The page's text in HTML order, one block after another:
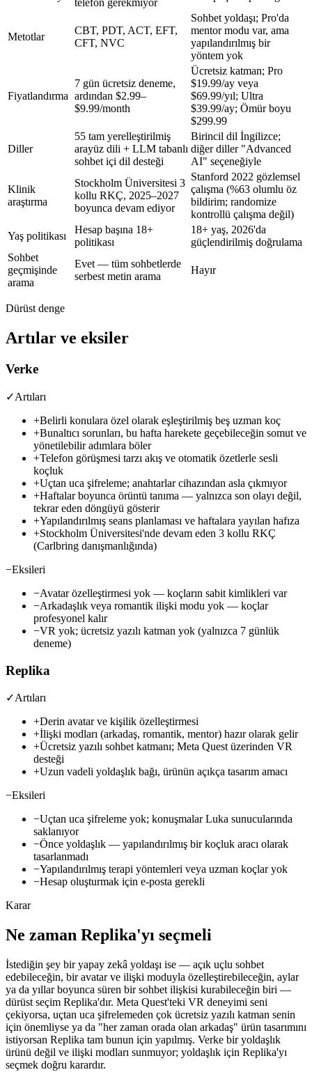
telefon gerekmiyor
Metotlar
CBT, PDT, ACT, EFT,
CFT, NVC
Sohbet yoldaşı; Pro'da
mentor modu var, ama
yapılandırılmış bir
yöntem yok
Fiyatlandırma
7 gün ücretsiz deneme,
ardından $2.99–
$9.99/month
Ücretsiz katman; Pro
$19.99/ay veya
$69.99/yıl; Ultra
$39.99/ay; Ömür boyu
$299.99
Diller
55 tam yerelleştirilmiş
arayüz dili + LLM tabanlı
sohbet içi dil desteği
Birincil dil İngilizce;
diğer diller "Advanced
AI" seçeneğiyle
Klinik
araştırma
Stockholm Üniversitesi 3
kollu RKÇ, 2025–2027
boyunca devam ediyor
Stanford 2022 gözlemsel
çalışma (%63 olumlu öz
bildirim; randomize
kontrollü çalışma değil)
Yaş politikası
Hesap başına 18+
politikası
18+ yaş, 2026'da
güçlendirilmiş doğrulama
Sohbet
geçmişinde
arama
Evet — tüm sohbetlerde
serbest metin arama
Hayır
Dürüst denge
Artılar ve eksiler
Verke
✓Artıları
+Belirli konulara özel olarak eşleştirilmiş beş uzman koç
+Bunaltıcı sorunları, bu hafta harekete geçebileceğin somut ve
yönetilebilir adımlara böler
+Telefon görüşmesi tarzı akış ve otomatik özetlerle sesli
koçluk
+Uçtan uca şifreleme; anahtarlar cihazından asla çıkmıyor
+Haftalar boyunca örüntü tanıma — yalnızca son olayı değil,
tekrar eden döngüyü gösterir
+Yapılandırılmış seans planlaması ve haftalara yayılan hafıza
+Stockholm Üniversitesi'nde devam eden 3 kollu RKÇ
(Carlbring danışmanlığında)
−Eksileri
−Avatar özelleştirmesi yok — koçların sabit kimlikleri var
−Arkadaşlık veya romantik ilişki modu yok — koçlar
profesyonel kalır
−VR yok; ücretsiz yazılı katman yok (yalnızca 7 günlük
deneme)
Replika
✓Artıları
+Derin avatar ve kişilik özelleştirmesi
+İlişki modları (arkadaş, romantik, mentor) hazır olarak gelir
+Ücretsiz yazılı sohbet katmanı; Meta Quest üzerinden VR
desteği
+Uzun vadeli yoldaşlık bağı, ürünün açıkça tasarım amacı
−Eksileri
−Uçtan uca şifreleme yok; konuşmalar Luka sunucularında
saklanıyor
−Önce yoldaşlık — yapılandırılmış bir koçluk aracı olarak
tasarlanmadı
−Yapılandırılmış terapi yöntemleri veya uzman koçlar yok
−Hesap oluşturmak için e-posta gerekli
Karar
Ne zaman Replika'yı seçmeli
İstediğin şey bir yapay zekâ yoldaşı ise — açık uçlu sohbet
edebileceğin, bir avatar ve ilişki moduyla özelleştirebileceğin, aylar
ya da yıllar boyunca süren bir sohbet ilişkisi kurabileceğin biri —
dürüst seçim Replika'dır. Meta Quest'teki VR deneyimi seni
çekiyorsa, uçtan uca şifrelemeden çok ücretsiz yazılı katman senin
için önemliyse ya da "her zaman orada olan arkadaş" ürün tasarımını
istiyorsan Replika tam bunun için yapılmış. Verke bir yoldaşlık
ürünü değil ve ilişki modları sunmuyor; yoldaşlık için Replika'yı
seçmek doğru karardır.